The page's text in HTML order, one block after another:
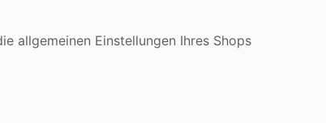
allgemeinen Einstellungen Ihres Shops